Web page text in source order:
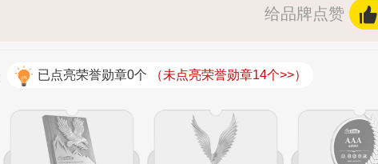
给品牌点赞
已点亮荣誉勋章0个 （未点亮荣誉勋章14个>>）